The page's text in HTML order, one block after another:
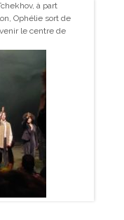
à part
Ophélie sort de
le centre de